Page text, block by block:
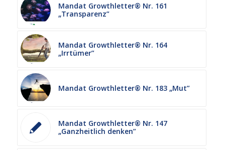
Mandat Growthletter® Nr. 161
„Transparenz”
Mandat Growthletter® Nr. 164
„Irrtümer”
Mandat Growthletter® Nr. 183 „Mut”
Mandat Growthletter® Nr. 147
„Ganzheitlich denken”